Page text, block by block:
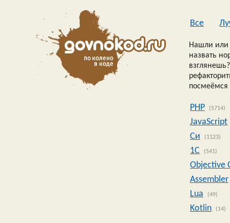
Все
Нашли или
назвать
посмеёмся
PHP (5714)
JavaScript
Си
(1123)
1C (541)
Objective
Assembler
Lua
(49)
Kotlin (14)